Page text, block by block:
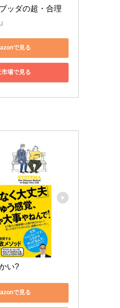
ッダの超・合理
で見る
市場で見る
い?
で見る